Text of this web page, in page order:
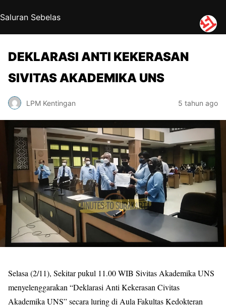
Saluran Sebelas
DEKLARASI ANTI KEKERASAN
SIVITAS AKADEMIKA UNS
LPM Kentingan 5 tahun ago
Selasa (2/11), Sekitar pukul 11.00 WIB Sivitas Akademika UNS
menyelenggarakan “Deklarasi Anti Kekerasan Civitas
Akademika UNS” secara luring di Aula Fakultas Kedokteran